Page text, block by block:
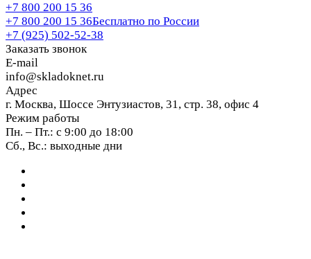
+7 800 200 15 36
+7 800 200 15 36Бесплатно по России
+7 (925) 502-52-38
Заказать звонок
E-mail
info@skladoknet.ru
Адрес
г. Москва, Шоссе Энтузиастов, 31, стр. 38, офис 4
Режим работы
Пн. – Пт.: с 9:00 до 18:00
Сб., Вс.: выходные дни